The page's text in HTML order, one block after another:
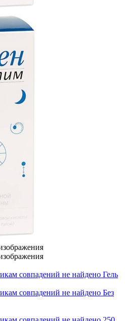
совпадений не найдено Гель
совпадений не найдено Без